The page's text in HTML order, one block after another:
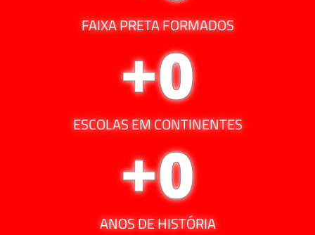
FAIXA PRETA FORMADOS
ESCOLAS EM CONTINENTES
+0
ANOS DE HISTÓRIA
+0